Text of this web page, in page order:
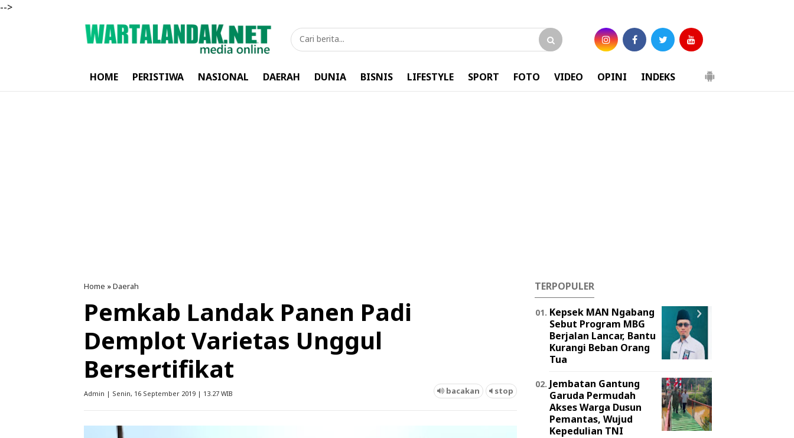
-->
HOME PERISTIWA NASIONAL DAERAH DUNIA BISNIS LIFESTYLE SPORT FOTO VIDEO OPINI INDEKS
Home »Daerah
Pemkab Landak Panen Padi
Demplot Varietas Unggul
Bersertifikat
Admin | Senin, 16 September 2019 | 13.27 WIB bacakan stop
TERPOPULER
Kepsek MAN Ngabang
Sebut Program MBG
Berjalan Lancar, Bantu
Kurangi Beban Orang
Tua
Jembatan Gantung
Garuda Permudah
Akses Warga Dusun
Pemantas, Wujud
Kepedulian TNI